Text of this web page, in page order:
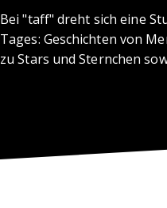
Bei "taff" dreht sich eine
Tages: Geschichten von
zu Stars und Sternchen